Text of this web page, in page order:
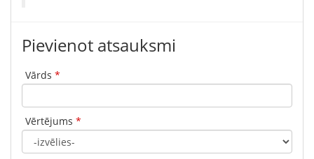
Pievienot atsauksmi
Vārds *
Vērtējums *